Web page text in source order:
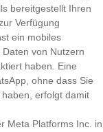
bereitgestellt Ihren
Verfügung
ein mobiles
von Nutzern
haben. Eine
ohne dass Sie
erfolgt damit
Meta Platforms Inc. in